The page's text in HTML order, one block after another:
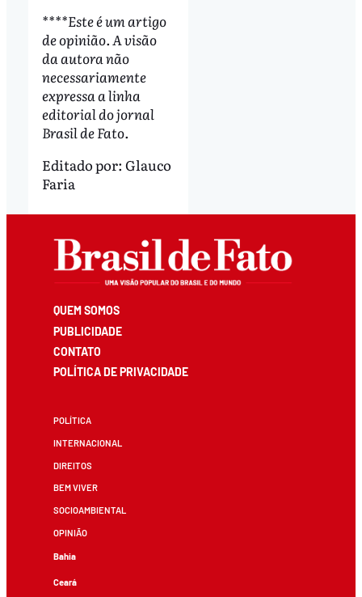
****Este é um artigo
de opinião. A visão
da autora não
necessariamente
expressa a linha
editorial do jornal
Brasil de Fato.
Editado por: Glauco
Faria
QUEM SOMOS
PUBLICIDADE
CONTATO
POLÍTICA DE PRIVACIDADE
POLÍTICA
INTERNACIONAL
DIREITOS
BEM VIVER
SOCIOAMBIENTAL
OPINIÃO
Bahia
Ceará